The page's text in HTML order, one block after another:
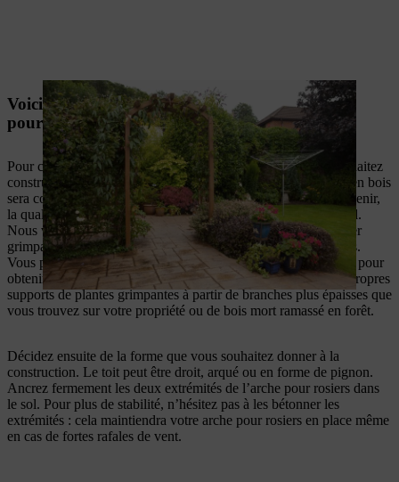
Voici comment construire vous-même une arche
pour rosiers
Pour commencer, choisissez le matériau dans lequel vous souhaitez
construire votre arche pour rosiers. Étant donné que le treillis en bois
sera complètement recouvert de végétation dans les années à venir,
la qualité et la robustesse du matériau jouent un rôle primordial.
Nous vous recommandons de fabriquer les supports pour rosier
grimpant de plus grande taille en bois résistant aux intempéries.
Vous pouvez également plier ou faire plier des fers d’armature pour
obtenir une structure stable. Vous pouvez aussi imaginer vos propres
supports de plantes grimpantes à partir de branches plus épaisses que
vous trouvez sur votre propriété ou de bois mort ramassé en forêt.
Décidez ensuite de la forme que vous souhaitez donner à la
construction. Le toit peut être droit, arqué ou en forme de pignon.
Ancrez fermement les deux extrémités de l’arche pour rosiers dans
le sol. Pour plus de stabilité, n’hésitez pas à les bétonner les
extrémités : cela maintiendra votre arche pour rosiers en place même
en cas de fortes rafales de vent.